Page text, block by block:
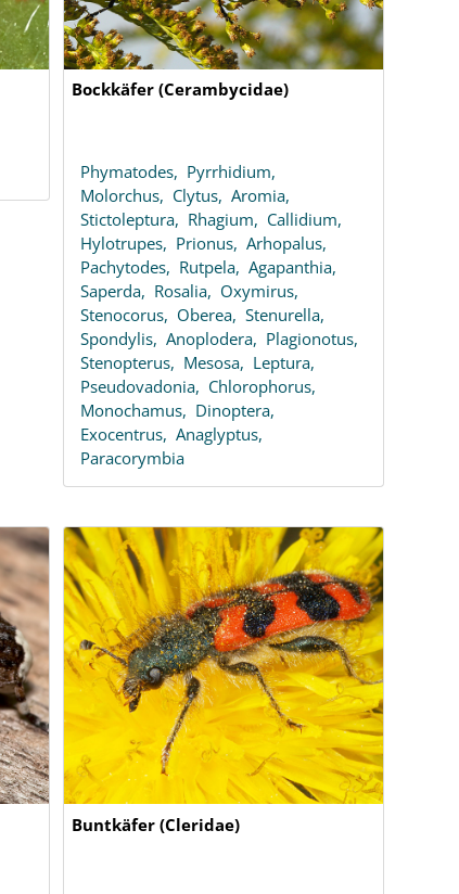
Bockkäfer (Cerambycidae)
Phymatodes, Pyrrhidium,
Molorchus, Clytus,Aromia,
Stictoleptura, Rhagium, Callidium,
Hylotrupes, Prionus,Arhopalus,
Pachytodes, Rutpela,Agapanthia,
Saperda, Rosalia, Oxymirus,
Stenocorus, Oberea,Stenurella,
Spondylis,Anoplodera, Plagionotus,
Stenopterus, Mesosa, Leptura,
Pseudovadonia, Chlorophorus,
Monochamus, Dinoptera,
Exocentrus,Anaglyptus,
Paracorymbia
Buntkäfer (Cleridae)